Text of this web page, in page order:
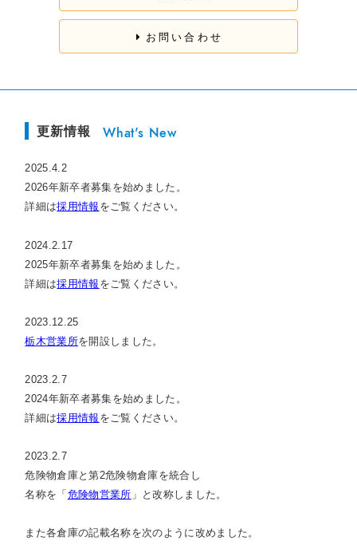
お問い合わせ
更新情報 What's New
2025.4.2
2026年新卒者募集を始めました。
詳細は採用情報 をご覧ください。
2024.2.17
2025年新卒者募集を始めました。
詳細は採用情報 をご覧ください。
2023.12.25
栃木営業所を開設しました。
2023.2.7
2024年新卒者募集を始めました。
詳細は採用情報 をご覧ください。
2023.2.7
危険物倉庫と第2危険物倉庫を統合し
名称を「危険物営業所 」と改称しました。
また各倉庫の記載名称を次のように改めました。